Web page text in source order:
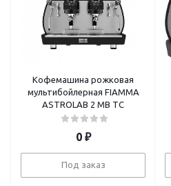
Кофемашина рожковая
мультибойлерная FIAMMA
ASTROLAB 2 MB TC
0₽
Под заказ